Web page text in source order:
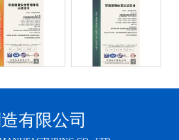
有限公司